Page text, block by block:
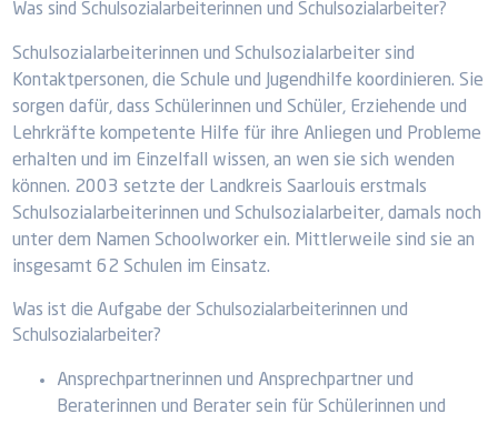
Was sind Schulsozialarbeiterinnen und Schulsozialarbeiter?
Schulsozialarbeiterinnen und Schulsozialarbeiter sind
Kontaktpersonen, die Schule und Jugendhilfe koordinieren. Sie
sorgen dafür, dass Schülerinnen und Schüler, Erziehende und
Lehrkräfte kompetente Hilfe für ihre Anliegen und Probleme
erhalten und im Einzelfall wissen, an wen sie sich wenden
können. 2003 setzte der Landkreis Saarlouis erstmals
Schulsozialarbeiterinnen und Schulsozialarbeiter, damals noch
unter dem Namen Schoolworker ein. Mittlerweile sind sie an
insgesamt 62 Schulen im Einsatz.
Was ist die Aufgabe der Schulsozialarbeiterinnen und
Schulsozialarbeiter?
Ansprechpartnerinnen und Ansprechpartner und
Beraterinnen und Berater sein für Schülerinnen und